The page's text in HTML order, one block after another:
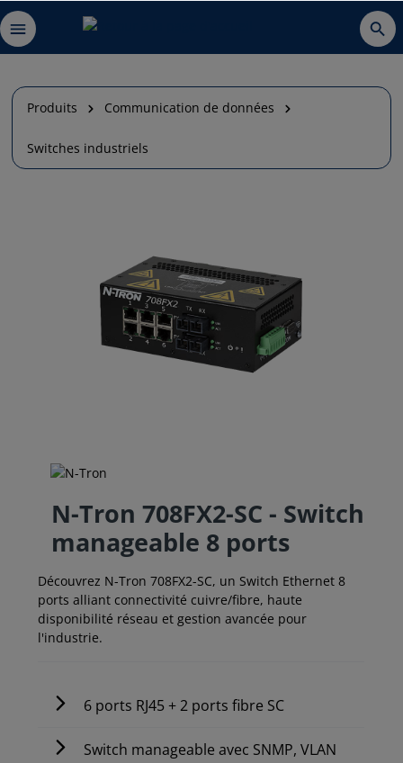
Produits Communication de données
Switches industriels
N-Tron 708FX2-SC - Switch
manageable 8 ports
Découvrez N-Tron 708FX2-SC, un Switch Ethernet 8
ports alliant connectivité cuivre/fibre, haute
disponibilité réseau et gestion avancée pour
l'industrie.
6 ports RJ45 + 2 ports fibre SC
Switch manageable avec SNMP, VLAN